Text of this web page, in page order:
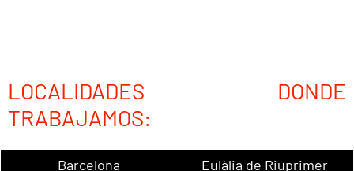
LOCALIDADES DONDE
TRABAJAMOS:
Barcelona
Eulàlia de Riuprimer